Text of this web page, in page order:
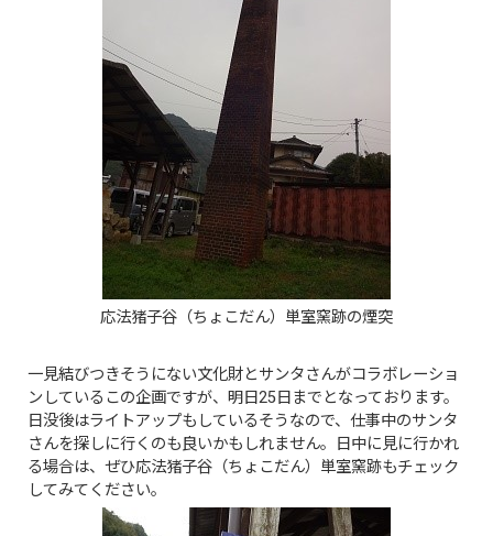
応法猪子谷（ちょこだん）単室窯跡の煙突
一見結びつきそうにない文化財とサンタさんがコラボレーショ
ンしているこの企画ですが、明日25日までとなっております。
日没後はライトアップもしているそうなので、仕事中のサンタ
さんを探しに行くのも良いかもしれません。日中に見に行かれ
る場合は、ぜひ応法猪子谷（ちょこだん）単室窯跡もチェック
してみてください。